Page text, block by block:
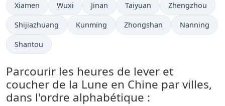
Xiamen Wuxi Jinan Taiyuan Zhengzhou
Shijiazhuang Kunming Zhongshan Nanning
Shantou
Parcourir les heures de lever et
coucher de la Lune en Chine par villes,
dans l'ordre alphabétique :